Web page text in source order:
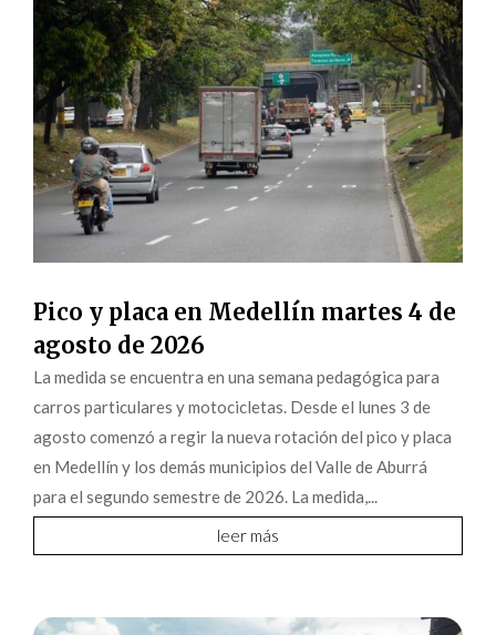
Pico y placa en Medellín martes 4 de
agosto de 2026
La medida se encuentra en una semana pedagógica para
carros particulares y motocicletas. Desde el lunes 3 de
agosto comenzó a regir la nueva rotación del pico y placa
en Medellín y los demás municipios del Valle de Aburrá
para el segundo semestre de 2026. La medida,...
leer más